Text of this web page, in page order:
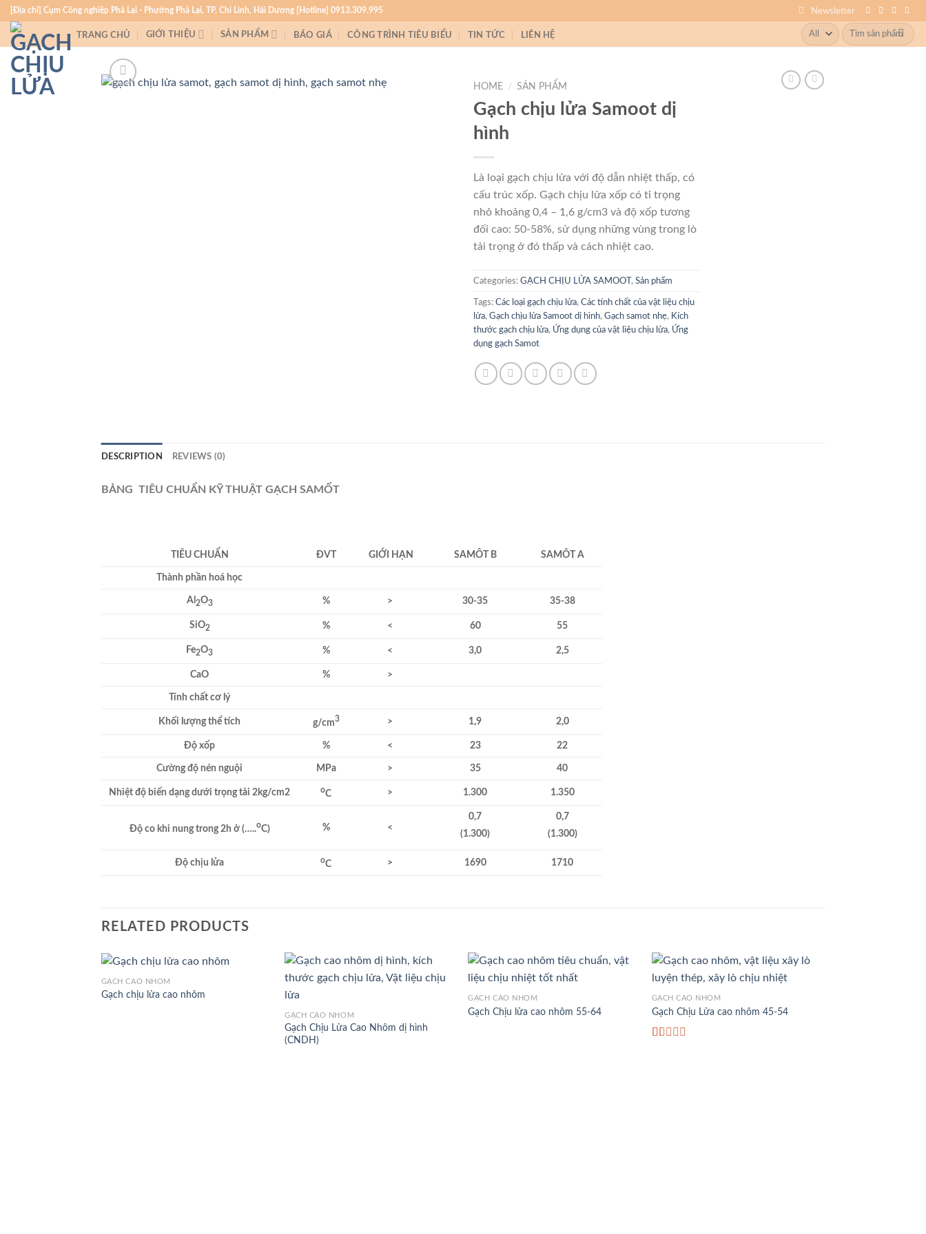
Skip
to
content
[Địa chỉ] Cụm Công nghiệp Phả Lại - Phường Phả Lại, TP. Chí Linh, Hải Dương [Hotline] 0913.309.995 Newsletter
TRANG CHỦ GIỚI THIỆU SẢN PHẨM BÁO GIÁ CÔNG TRÌNH TIÊU BIỂU TIN TỨC LIÊN HỆ
Search
for:
HOME / SẢN PHẨM
Gạch chịu lửa Samoot dị
hình
Là loại gạch chịu lửa với độ dẫn nhiệt thấp, có
cấu trúc xốp. Gạch chịu lửa xốp có tỉ trọng
nhỏ khoảng 0,4 – 1,6 g/cm3 và độ xốp tương
đối cao: 50-58%, sử dụng những vùng trong lò
tải trọng ở đó thấp và cách nhiệt cao.
Categories: GẠCH CHỊU LỬA SAMOOT , Sản phẩm
Tags: Các loại gạch chịu lửa, Các tính chất của vật liệu chịu
lửa, Gạch chịu lửa Samoot dị hình, Gạch samot nhẹ, Kích
thước gạch chịu lửa, Ứng dụng của vật liệu chịu lửa, Ứng
dụng gạch Samot
DESCRIPTION REVIEWS (0)
BẢNG TIÊU CHUẨN KỸ THUẬT GẠCH SAMỐT
TIÊU CHUẨN ĐVT GIỚI H ẠN SAMÔT B SAMÔT A
Thành phần hoá học
Al 2O3 % > 30-35 35-38
SiO2 % < 60 55
Fe2O3 % < 3,0 2,5
CaO % >
Tính chất cơ lý
Khối lượng thể tích g/cm3 > 1,9 2,0
Độ xốp % < 23 22
Cường độ nén nguội MPa > 35 40
Nhiệt độ biến dạng dưới trọng tải 2kg/cm2 oC > 1.300 1.350
Độ co khi nung trong 2h ở (…..oC) % <
0,7
(1.300)
0,7
(1.300)
Độ chịu lửa oC > 1690 1710
RELATED PRODUCTS
GẠCH CAO NHÔM
Gạch chịu lửa cao nhôm
GẠCH CAO NHÔM
Gạch Chịu Lửa Cao Nhôm dị hình
(CNDH)
GẠCH CAO NHÔM
Gạch Chịu lửa cao nhôm 55-64
GẠCH CAO NHÔM
Gạch Chịu Lửa cao nhôm 45-54